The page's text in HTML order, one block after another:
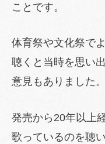
ことです。
体育祭や文化祭で
聴くと当時を思い
意見もありました。
発売から20年以上
歌っているのを聴